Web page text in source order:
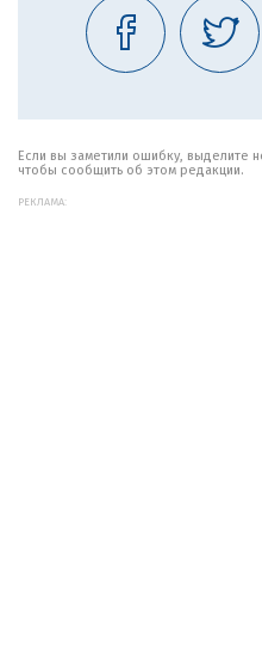
Если вы заметили ошибку, выделите
чтобы сообщить об этом редакции.
РЕКЛАМА: